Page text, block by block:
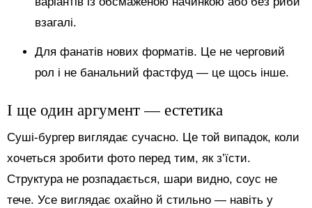
взагалі.
Для фанатів нових форматів. Це не черговий
рол і не банальний фастфуд — це щось інше.
І ще один аргумент — естетика
Суші-бургер виглядає сучасно. Це той випадок, коли
хочеться зробити фото перед тим, як з’їсти.
Структура не розпадається, шари видно, соус не
тече. Усе виглядає охайно й стильно — навіть у